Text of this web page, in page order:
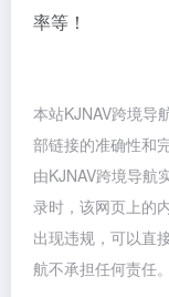
率等！
本站KJNAV跨境导
部链接的准确性和
由KJNAV跨境导航
录时，该网页上的
出现违规，可以直
航不承担任何责任。